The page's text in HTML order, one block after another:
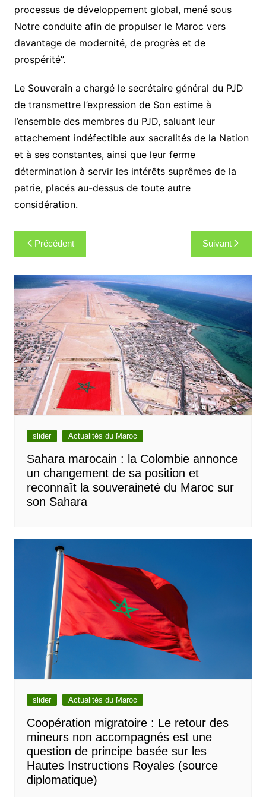
processus de développement global, mené sous
Notre conduite afin de propulser le Maroc vers
davantage de modernité, de progrès et de
prospérité”.
Le Souverain a chargé le secrétaire général du PJD
de transmettre l’expression de Son estime à
l’ensemble des membres du PJD, saluant leur
attachement indéfectible aux sacralités de la Nation
et à ses constantes, ainsi que leur ferme
détermination à servir les intérêts suprêmes de la
patrie, placés au-dessus de toute autre
considération.
Navigation
de
l’article
Précédent Suivant
slider Actualités du Maroc
Sahara marocain : la Colombie annonce
un changement de sa position et
reconnaît la souveraineté du Maroc sur
son Sahara
slider Actualités du Maroc
Coopération migratoire : Le retour des
mineurs non accompagnés est une
question de principe basée sur les
Hautes Instructions Royales (source
diplomatique)